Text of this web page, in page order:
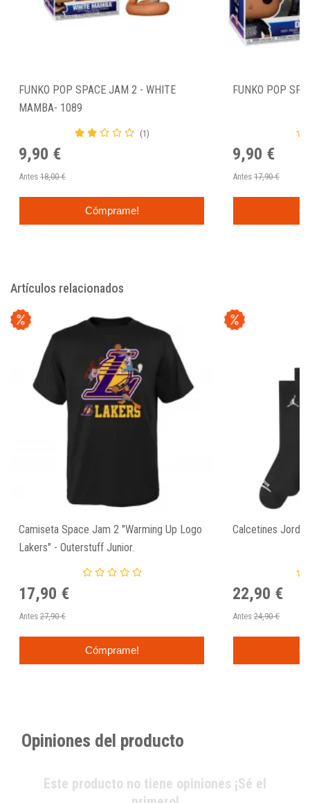
FUNKO POP SPACE JAM 2 - WHITE
MAMBA- 1089
(1)
9,90 €
Antes 18,00 €
Cómprame!
FUNKO POP
9,90 €
Antes 17,90 €
Artículos relacionados
Camiseta Space Jam 2 "Warming Up Logo
Lakers" - Outerstuff Junior.
17,90 €
Antes 27,90 €
Cómprame!
Calcetines
22,90 €
Antes 24,90 €
Opiniones del producto
Este producto no tiene opiniones ¡Sé el